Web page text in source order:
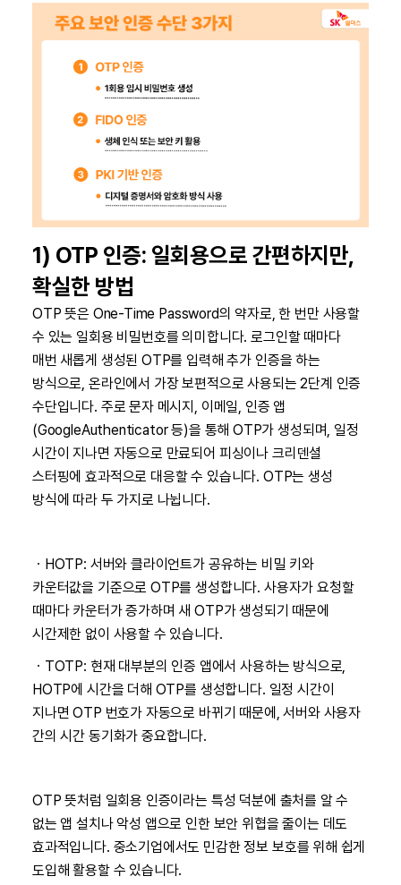
1) OTP 인증: 일회용으로 간편하지만,
확실한 방법
OTP 뜻은 One-Time Password의 약자로, 한 번만 사용할
수 있는 일회용 비밀번호를 의미합니다. 로그인할 때마다
매번 새롭게 생성된 OTP를 입력해 추가 인증을 하는
방식으로, 온라인에서 가장 보편적으로 사용되는 2단계 인증
수단입니다. 주로 문자 메시지, 이메일, 인증 앱
(GoogleAuthenticator 등)을 통해 OTP가 생성되며, 일정
시간이 지나면 자동으로 만료되어 피싱이나 크리덴셜
스터핑에 효과적으로 대응할 수 있습니다. OTP는 생성
방식에 따라 두 가지로 나뉩니다.
ㆍHOTP: 서버와 클라이언트가 공유하는 비밀 키와
카운터값을 기준으로 OTP를 생성합니다. 사용자가 요청할
때마다 카운터가 증가하며 새 OTP가 생성되기 때문에
시간제한 없이 사용할 수 있습니다.
ㆍTOTP: 현재 대부분의 인증 앱에서 사용하는 방식으로,
HOTP에 시간을 더해 OTP를 생성합니다. 일정 시간이
지나면 OTP 번호가 자동으로 바뀌기 때문에, 서버와 사용자
간의 시간 동기화가 중요합니다.
OTP 뜻처럼 일회용 인증이라는 특성 덕분에 출처를 알 수
없는 앱 설치나 악성 앱으로 인한 보안 위협을 줄이는 데도
효과적입니다. 중소기업에서도 민감한 정보 보호를 위해 쉽게
도입해 활용할 수 있습니다.